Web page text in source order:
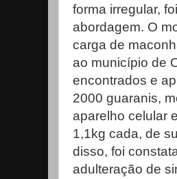
forma irregular,
abordagem. O
carga de
ao município de
encontrados e
2000 guaranis,
aparelho celular
1,1kg cada, de
disso, foi
adulteração de